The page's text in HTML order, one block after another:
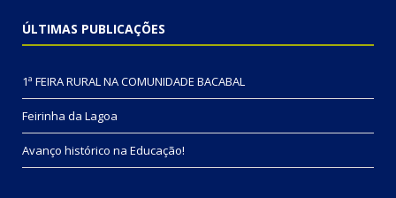
ÚLTIMAS PUBLICAÇÕES
1ª FEIRA RURAL NA COMUNIDADE BACABAL
Feirinha da Lagoa
Avanço histórico na Educação!